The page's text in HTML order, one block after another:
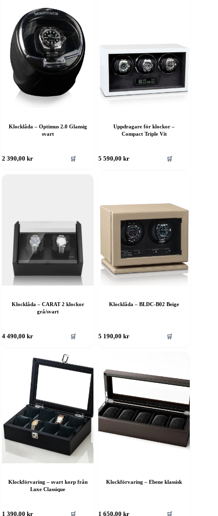
Klocklåda – Optimus 2.0 Glansig
svart
2 390,00kr 🛒
Uppdragare för klockor –
Compact Triple Vit
5 590,00kr 🛒
Klocklåda – CARAT 2 klockor
grå/svart
4 490,00kr 🛒
Klocklåda – BLDC-B02 Beige
5 190,00kr 🛒
Klockförvaring – svart korp från
Luxe Classique
1 390,00kr 🛒
Klockförvaring – Ebene klassisk
1 650,00kr 🛒